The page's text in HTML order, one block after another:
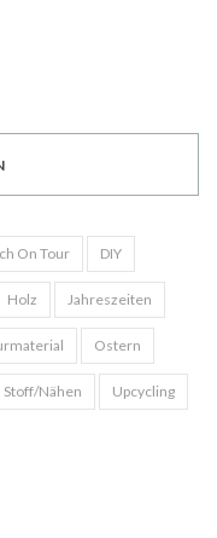
On Tour DIY
Holz Jahreszeiten
Ostern
Stoff/Nähen Upcycling